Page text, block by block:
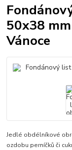
50x38
Vánoce
Jedlé obdélníkové
ozdobu perníčků či